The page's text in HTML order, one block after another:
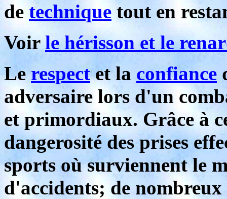
de technique tout en
Voirle hérisson et le
Lerespectet la confiance
adversaire lors d'un
et primordiaux. Grâce à
dangerosité des prises
sports où surviennent le
d'accidents; de